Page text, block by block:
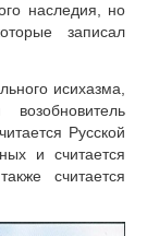
наследия, но
записал
исихазма,
Русской
и считается
считается